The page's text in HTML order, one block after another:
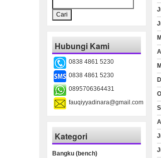
untuk:
Hubungi Kami
0838 4861 5230
0838 4861 5230
0895706364431
fauqiyyadinara@gmail.com
Kategori
Bangku (bench)